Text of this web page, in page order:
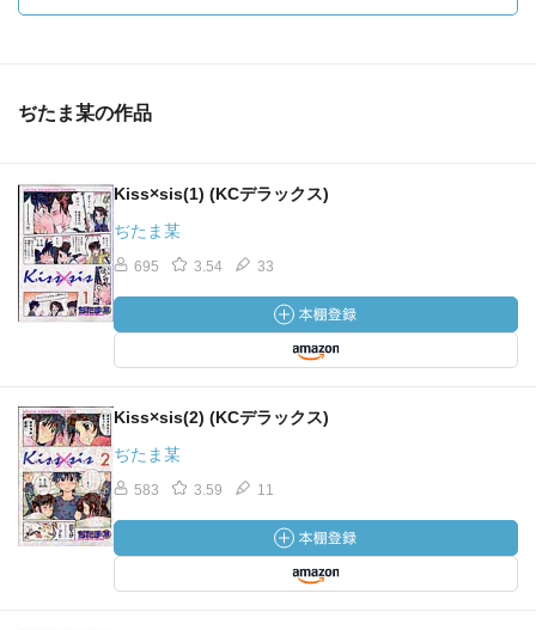
ぢたま某の作品
Kiss×sis(1) (KCデラックス)
ぢたま某
695 3.54 33
Kiss×sis(2) (KCデラックス)
ぢたま某
583 3.59 11